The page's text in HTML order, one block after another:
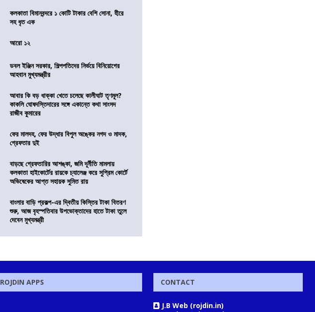
কলকাতা বিমানবন্দরে ১ কোটি টাকার বেশি সোনা, হীরে
সহ ধৃত এক
আরো ১২
ডবল ইঞ্জিন সরকার, শিল্পপতিদের নির্ভয়ে বিনিয়োগের
আহবান মুখ্যমন্ত্রীর
আবার কি বড় ধাক্কা খেতে চলেছে কালীঘাট তৃণমূল?
কাকলি ঘোষদস্তিদারের সঙ্গে একান্তে কথা সাংসদ
রাজীব কুমারের
ফের মালদহ, ফের উদ্ধার বিপুল অঙ্কের নগদ ও মাদক,
গ্রেফতার দুই
বাড়ছে গ্রেফতারির আশঙ্কা, জমি দূর্নীতি মামলায়
কলকাতা হাইকোর্টের রায়কে চ্যালেঞ্জ করে সুপ্রিম কোর্টে
অভিষেকের আপ্ত সহায়ক সুমিত রায়
বাংলার বাড়ি প্রকল্প-এর দ্বিতীয় কিস্তির টাকা বিতরণ
শুরু, আজ বৃহস্পতিবার উপভোক্তাদের হাতে টাকা তুলে
দেবেন মুখ্যমন্ত্রী
ROJDIN APPS CONTACT
J.B Web (rojdin.in)